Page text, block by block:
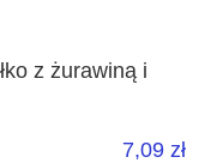
z żurawiną i
7,09 zł